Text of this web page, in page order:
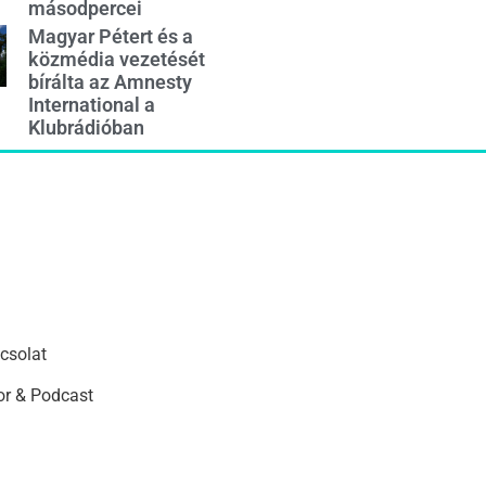
másodpercei
Magyar Pétert és a
közmédia vezetését
bírálta az Amnesty
International a
Klubrádióban
& Podcast